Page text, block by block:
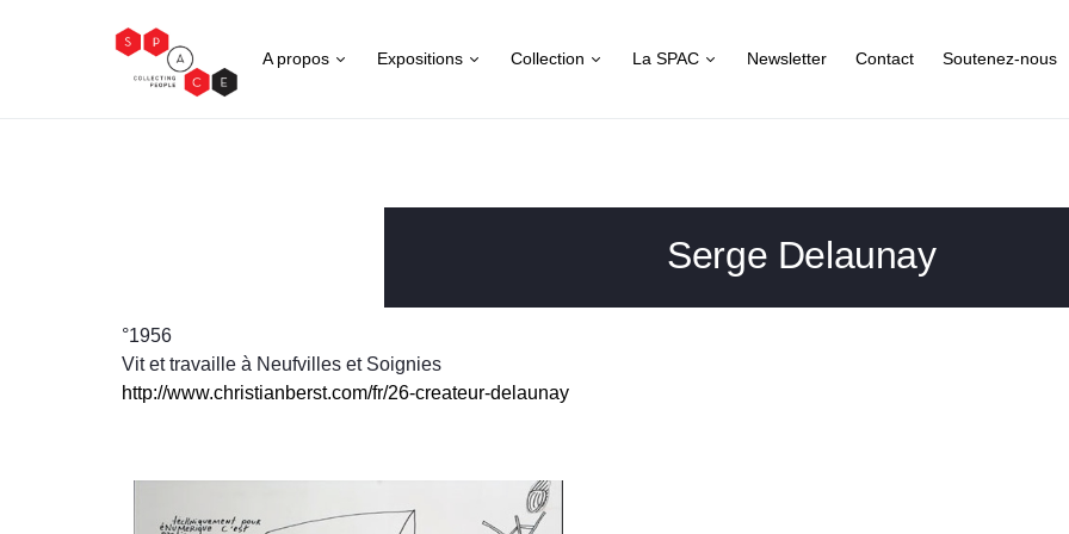
A propos Expositions Collection La SPAC Newsletter Contact Soutenez-nous
Serge Delaunay
°1956
Vit et travaille à Neufvilles et Soignies
http://www.christianberst.com/fr/26-createur-delaunay